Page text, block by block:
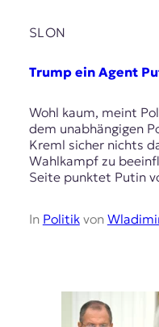
SLON
Trump ein Agent
Wohl kaum, meint
dem unabhängigen
Kreml sicher nichts
Wahlkampf zu
Seite punktet Putin
In Politikvon